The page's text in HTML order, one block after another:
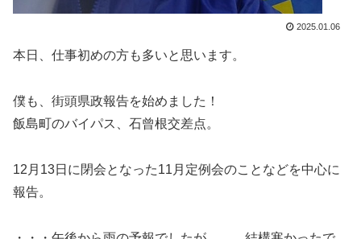
2025.01.06
本日、仕事初めの方も多いと思います。
僕も、街頭県政報告を始めました！
飯島町のバイパス、石曾根交差点。
12月13日に閉会となった11月定例会のことなどを中心に
報告。